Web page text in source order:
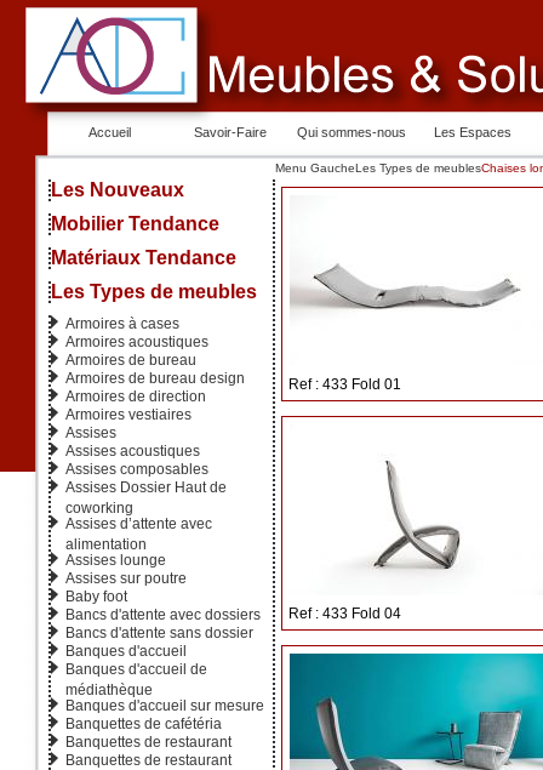
Accueil Savoir-Faire Qui sommes-nous Les Espaces
Les Nouveaux
Mobilier Tendance
Matériaux Tendance
Les Types de meubles
Armoires à cases
Armoires acoustiques
Armoires de bureau
Armoires de bureau design
Armoires de direction
Armoires vestiaires
Assises
Assises acoustiques
Assises composables
Assises Dossier Haut de
coworking
Assises d’attente avec
alimentation
Assises lounge
Assises sur poutre
Baby foot
Bancs d'attente avec dossiers
Bancs d'attente sans dossier
Banques d'accueil
Banques d'accueil de
médiathèque
Banques d'accueil sur mesure
Banquettes de cafétéria
Banquettes de restaurant
Banquettes de restaurant
Menu GaucheLes Types de meublesChaises
Ref : 433 Fold 01
Ref : 433 Fold 04